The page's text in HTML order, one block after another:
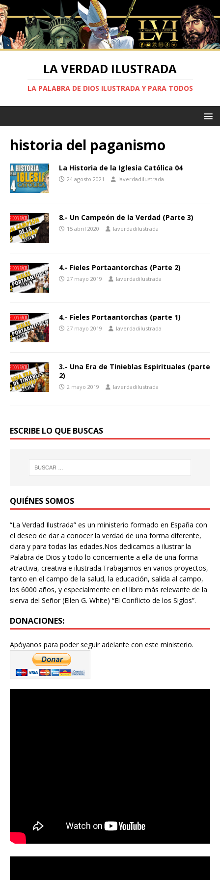
LA VERDAD ILUSTRADA
LA PALABRA DE DIOS ILUSTRADA Y PARA TODOS
historia del paganismo
La Historia de la Iglesia Católica 04
24 agosto 2021 laverdadilustrada
8.- Un Campeón de la Verdad (Parte 3)
15 abril 2020 laverdadilustrada
4.- Fieles Portaantorchas (Parte 2)
27 mayo 2019 laverdadilustrada
4.- Fieles Portaantorchas (parte 1)
27 mayo 2019 laverdadilustrada
3.- Una Era de Tinieblas Espirituales (parte
2)
2 mayo 2019 laverdadilustrada
ESCRIBE LO QUE BUSCAS
QUIÉNES SOMOS
“La Verdad Ilustrada” es un ministerio formado en España con
el deseo de dar a conocer la verdad de una forma diferente,
clara y para todas las edades.Nos dedicamos a ilustrar la
Palabra de Dios y todo lo concerniente a ella de una forma
atractiva, creativa e ilustrada.Trabajamos en varios proyectos,
tanto en el campo de la salud, la educación, salida al campo,
los 6000 años, y especialmente en el libro más relevante de la
sierva del Señor (Ellen G. White) “El Conflicto de los Siglos”.
DONACIONES:
Apóyanos para poder seguir adelante con este ministerio.